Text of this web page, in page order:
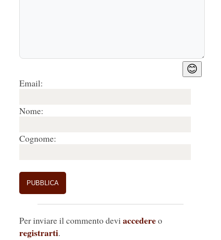
😊
Email:
Nome:
Cognome:
Per inviare il commento devi accedereo
registrarti.